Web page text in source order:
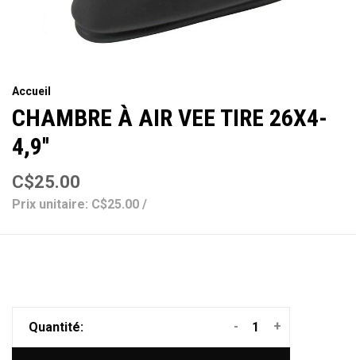
Accueil
CHAMBRE À AIR VEE TIRE 26X4-
4,9''
C$25.00
Prix unitaire: C$25.00 /
Quantité: +
-